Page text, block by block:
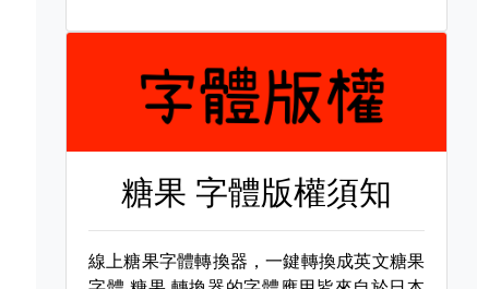
糖果 字體版權須知
線上糖果字體轉換器，一鍵轉換成英文糖果